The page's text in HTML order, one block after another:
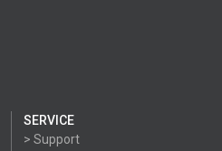
SERVICE
> Support